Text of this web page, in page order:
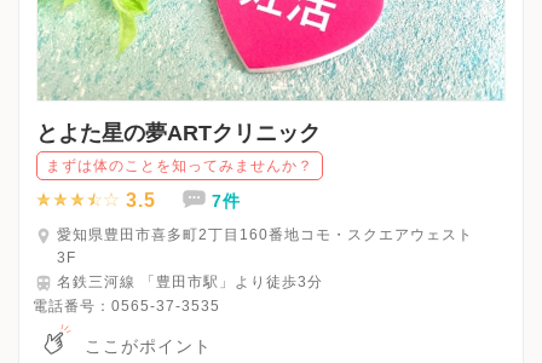
とよた星の夢ARTクリニック
まずは体のことを知ってみませんか？
3.5 7件
愛知県豊田市喜多町2丁目160番地コモ・スクエアウェスト
3F
名鉄三河線 「豊田市駅」より徒歩3分
電話番号： 0565-37-3535
ここがポイント